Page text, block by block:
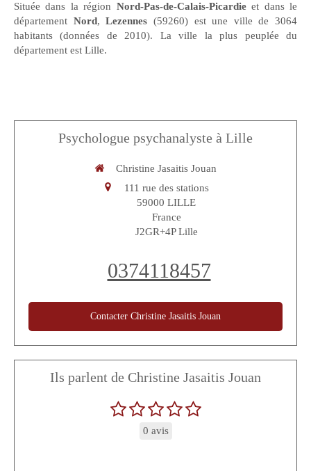
Située dans la région Nord-Pas-de-Calais-Picardieet dans le
département Nord,Lezennes (59260) est une ville de 3064
habitants (données de 2010). La ville la plus peuplée du
département est Lille.
Psychologue psychanalyste à Lille
Christine Jasaitis Jouan
111 rue des stations
59000 LILLE
France
J2GR+4P Lille
0374118457
Contacter Christine Jasaitis Jouan
Ils parlent de Christine Jasaitis Jouan
0 avis